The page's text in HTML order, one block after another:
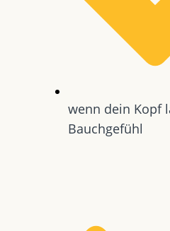
wenn dein Kopf
Bauchgefühl